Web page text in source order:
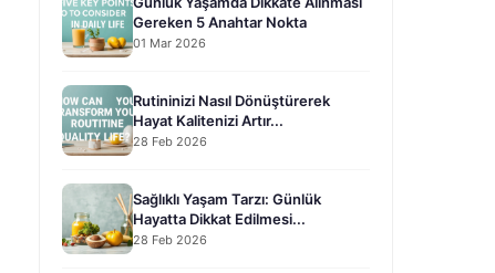
Gereken 5 Anahtar Nokta
01 Mar 2026
Rutininizi Nasıl Dönüştürerek
Hayat Kalitenizi Artır...
28 Feb 2026
Sağlıklı Yaşam Tarzı: Günlük
Hayatta Dikkat Edilmesi...
28 Feb 2026